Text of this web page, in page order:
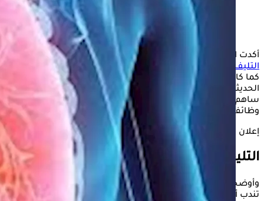
أكدت الدكتورة مروة حسين، استشاري الأمراض الصدرية، أن
التليف
الرئوي لم يعد يُنظر إليه باعتباره حكما نهائيا على المريض
كما كان يُعتقد في السابق، مشيرة إلى أن التطورات العلمية
الحديثة أحدثت تحولا كبيرا في فهم المرض وطرق التعامل معه، ما
ساهم في تحسين فرص السيطرة على تطوره والحفاظ على
وظائف الرئة لفترات أطول.
إعلان
التليف الرئوي مرض تنفسي مزمن
وأوضحت أن التليف الرئوي، هو مرض تنفسي مزمن يحدث نتيجة
تندب أو تليف في النسيج الخلالي للرئة، ما يؤدي إلى زيادة سماكة